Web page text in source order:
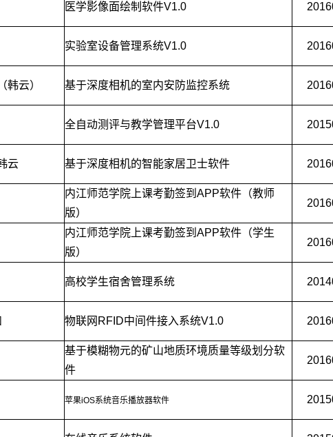
医学影像面绘制软件V1.0
实验室设备管理系统V1.0
韩云） 基于深度相机的室内安防监控系统
全自动测评与教学管理平台V1.0
云 基于深度相机的智能家居卫士软件
内江师范学院上课考勤签到APP软件（教师
版）
内江师范学院上课考勤签到APP软件（学生
版）
高校学生宿舍管理系统
物联网RFID中间件接入系统V1.0
基于模糊物元的矿山地质环境质量等级划分软
件
苹果iOS系统音乐播放器软件